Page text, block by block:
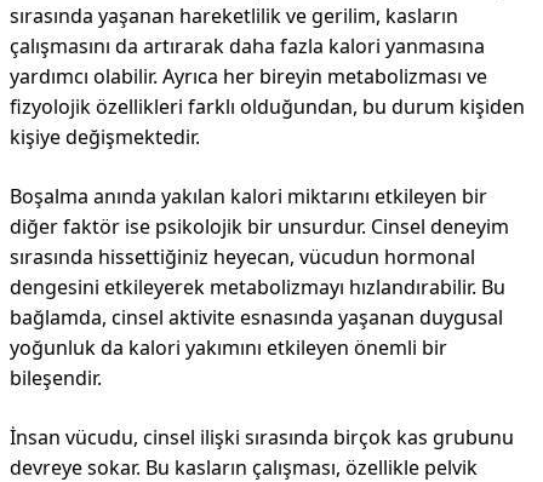
sırasında yaşanan hareketlilik ve gerilim, kasların
çalışmasını da artırarak daha fazla kalori yanmasına
yardımcı olabilir. Ayrıca her bireyin metabolizması ve
fizyolojik özellikleri farklı olduğundan, bu durum kişiden
kişiye değişmektedir.
Boşalma anında yakılan kalori miktarını etkileyen bir
diğer faktör ise psikolojik bir unsurdur. Cinsel deneyim
sırasında hissettiğiniz heyecan, vücudun hormonal
dengesini etkileyerek metabolizmayı hızlandırabilir. Bu
bağlamda, cinsel aktivite esnasında yaşanan duygusal
yoğunluk da kalori yakımını etkileyen önemli bir
bileşendir.
İnsan vücudu, cinsel ilişki sırasında birçok kas grubunu
devreye sokar. Bu kasların çalışması, özellikle pelvik